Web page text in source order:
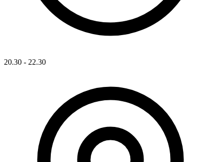
20.30 - 22.30